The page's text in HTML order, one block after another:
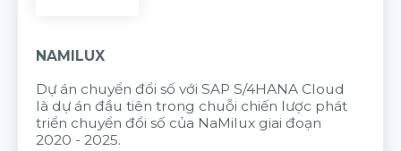
NAMILUX
Dự án chuyển đổi số với SAP S/4HANA Cloud
là dự án đầu tiên trong chuỗi chiến lược phát
triển chuyển đổi số của NaMilux giai đoạn
2020 - 2025.